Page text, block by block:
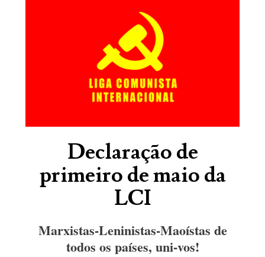
Declaração de
primeiro de maio da
LCI
Marxistas-Leninistas-Maoístas de
todos os países, uni-vos!